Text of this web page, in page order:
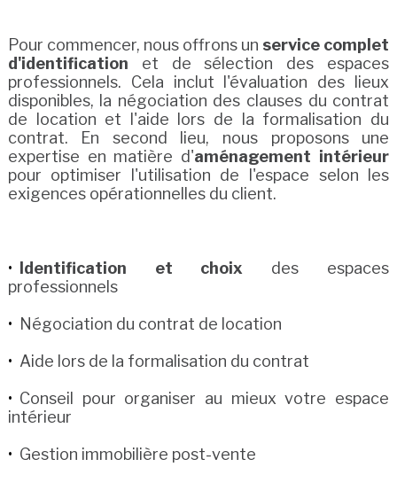
Pour commencer, nous offrons un service complet
d'identification et de sélection des espaces
professionnels. Cela inclut l'évaluation des lieux
disponibles, la négociation des clauses du contrat
de location et l'aide lors de la formalisation du
contrat. En second lieu, nous proposons une
expertise en matière d'aménagement intérieur
pour optimiser l'utilisation de l'espace selon les
exigences opérationnelles du client.
Identification et choix des espaces
professionnels
Négociation du contrat de location
Aide lors de la formalisation du contrat
Conseil pour organiser au mieux votre espace
intérieur
Gestion immobilière post-vente